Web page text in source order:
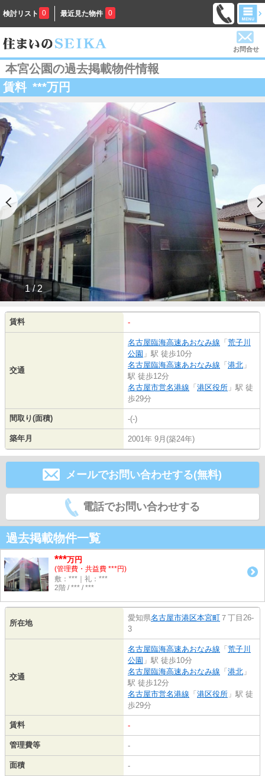
検討リスト 0 最近見た物件 0
お問合せ
本宮公園の過去掲載物件情報
賃料 ***万円
1 / 2
賃料 -
交通
名古屋臨海高速あおなみ線 「 荒子川
公園 」駅 徒歩10分
名古屋臨海高速あおなみ線 「 港北 」
駅 徒歩12分
名古屋市営名港線 「 港区役所 」駅 徒
歩29分
間取り(面積) -(-)
築年月 2001年 9月(築24年)
メールでお問い合わせする(無料)
電話でお問い合わせする
過去掲載物件一覧
***万円
(管理費・共益費 ***円)
敷：***｜礼：***
2階 / *** / ***
所在地
愛知県名古屋市港区本宮町 ７丁目26-
3
交通
名古屋臨海高速あおなみ線 「 荒子川
公園 」駅 徒歩10分
名古屋臨海高速あおなみ線 「 港北 」
駅 徒歩12分
名古屋市営名港線 「 港区役所 」駅 徒
歩29分
賃料 -
管理費等 -
面積 -